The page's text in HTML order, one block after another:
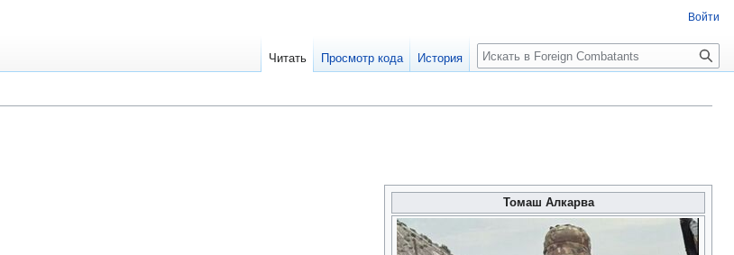
Томаш Алкарва
Войти
Читать Просмотр кода История